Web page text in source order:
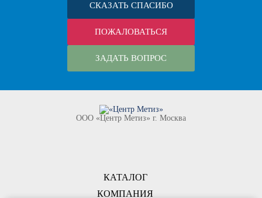
СКАЗАТЬ СПАСИБО
ПОЖАЛОВАТЬСЯ
ЗАДАТЬ ВОПРОС
КОМПАНИЯ
ООО «Центр Метиз» г. Москва
КАТАЛОГ